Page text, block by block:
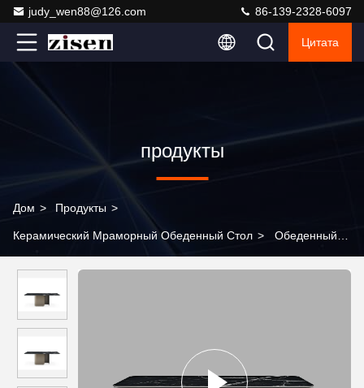
judy_wen88@126.com 86-139-2328-6097
Цитата
продукты
Дом > Продукты >
Керамический Мраморный Обеденный Стол > Обеденный
керамического камня в помещении, дешевый мраморный
обеденный стол на 10 человек, стулья